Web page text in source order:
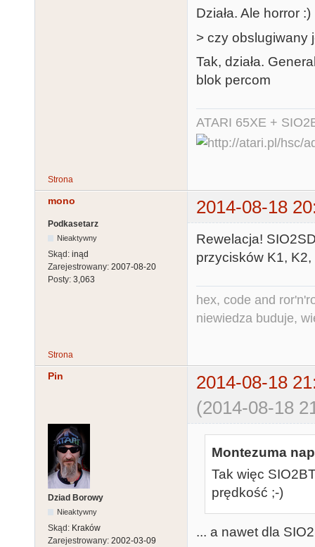
Działa. Ale horror :)
> czy obslugiwany
Tak, działa.
blok percom
ATARI 65XE +
Strona
mono 2014-08-18
Podkasetarz
Nieaktywny
Skąd: inąd
Zarejestrowany: 2007-08-20
Posty: 3,063
Rewelacja!
przycisków K1, K2,
hex, code and
niewiedza buduje,
Strona
Pin
2014-08-18
(2014-08-18
Dziad Borowy
Nieaktywny
Skąd: Kraków
Zarejestrowany: 2002-03-09
Montezuma
Tak więc
prędkość ;-)
... a nawet dla